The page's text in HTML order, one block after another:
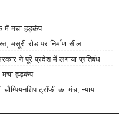
में मचा हड़कंप
मसूरी रोड पर निर्माण सील
ने पूरे प्रदेश में लगाया प्रतिबंध
मचा हड़कंप
ट्रॉफी का मंच, न्याय